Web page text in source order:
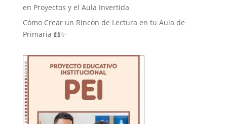
en Proyectos y el Aula Invertida
Cómo Crear un Rincón de Lectura en tu Aula de
Primaria 📖✨